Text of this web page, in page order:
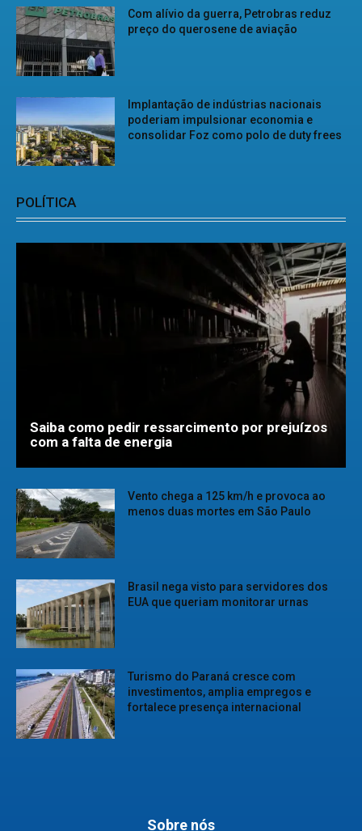
Com alívio da guerra, Petrobras reduz
preço do querosene de aviação
Implantação de indústrias nacionais
poderiam impulsionar economia e
consolidar Foz como polo de duty frees
POLÍTICA
Saiba como pedir ressarcimento por prejuízos
com a falta de energia
Vento chega a 125 km/h e provoca ao
menos duas mortes em São Paulo
Brasil nega visto para servidores dos
EUA que queriam monitorar urnas
Turismo do Paraná cresce com
investimentos, amplia empregos e
fortalece presença internacional
Sobre nós